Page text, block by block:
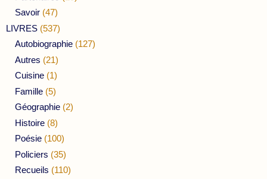
Savoir (47)
LIVRES (537)
Autobiographie (127)
Autres (21)
Cuisine (1)
Famille (5)
Géographie (2)
Histoire (8)
Poésie (100)
Policiers (35)
Recueils (110)